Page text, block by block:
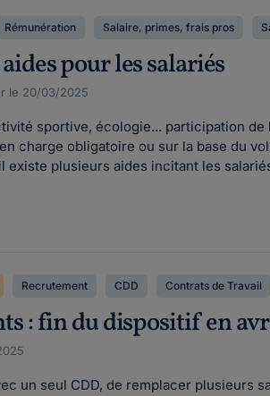
Rémunération Salaire, primes, frais pros
pour les salariés
le 20/03/2025
sportive, écologie... participation
charge obligatoire ou sur la base du
plusieurs aides incitant les
Recrutement CDD Contrats de Travail
: fin du dispositif en
un seul CDD, de remplacer plusieurs